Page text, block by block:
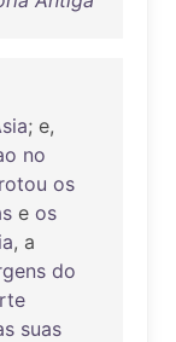
; e,
no
os
e os
, a
do
suas